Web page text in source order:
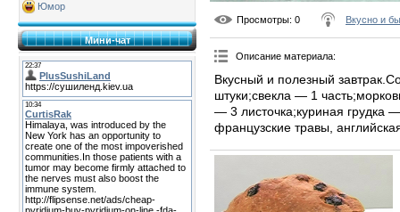
Юмор
Мини-чат
Просмотры: 0 Вкусно и
Описание материала:
Вкусный и полезный
штуки;свекла — 1
— 3 листочка;куриная грудка
французские травы,